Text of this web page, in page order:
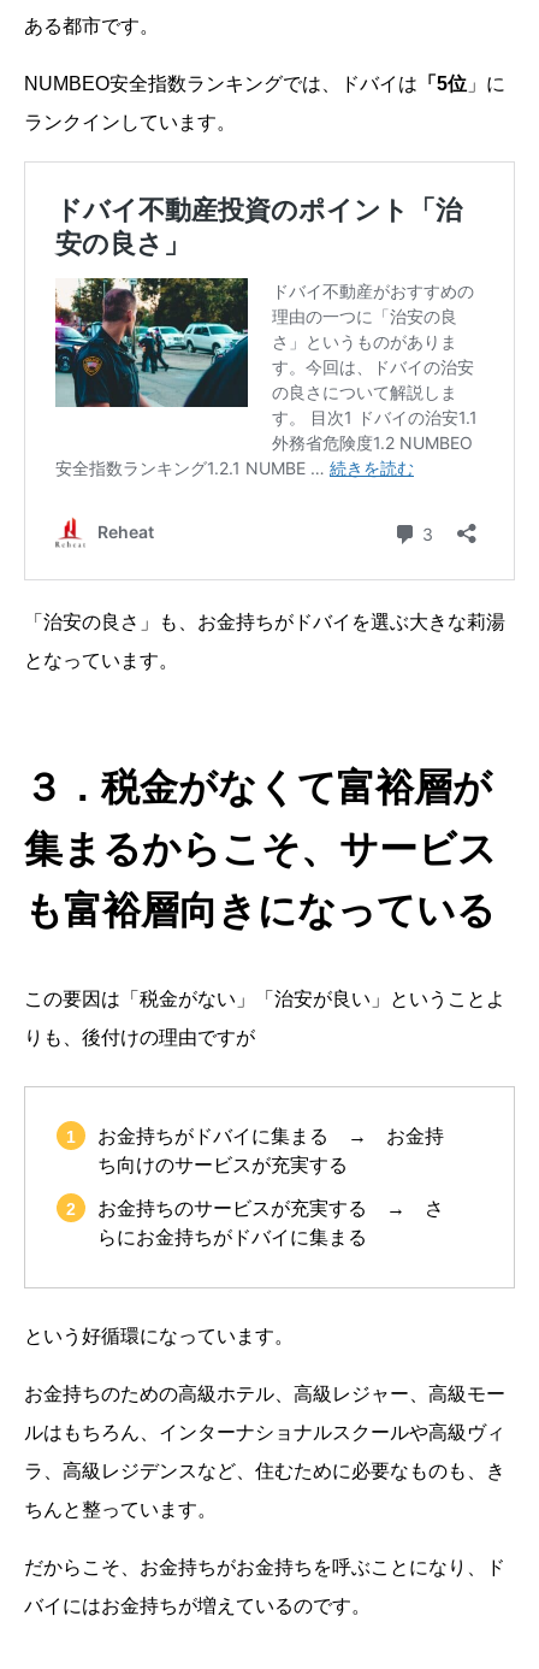
ある都市です。
NUMBEO安全指数ランキングでは、ドバイは 「5位 」に
ランクインしています。
「治安の良さ」も、お金持ちがドバイを選ぶ大きな莉湯
となっています。
３．税金がなくて富裕層が
集まるからこそ、サービス
も富裕層向きになっている
この要因は「税金がない」「治安が良い」ということよ
りも、後付けの理由ですが
お金持ちがドバイに集まる → お金持
ち向けのサービスが充実する
お金持ちのサービスが充実する → さ
らにお金持ちがドバイに集まる
という好循環になっています。
お金持ちのための高級ホテル、高級レジャー、高級モー
ルはもちろん、インターナショナルスクールや高級ヴィ
ラ、高級レジデンスなど、住むために必要なものも、き
ちんと整っています。
だからこそ、お金持ちがお金持ちを呼ぶことになり、ド
バイにはお金持ちが増えているのです。